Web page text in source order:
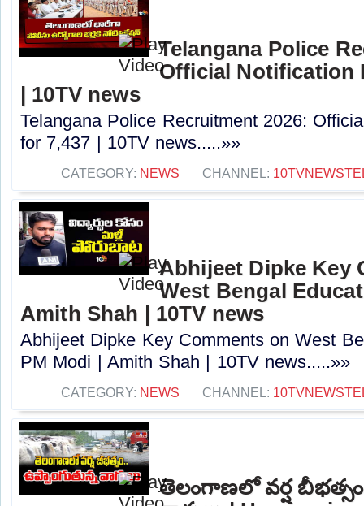
Telangana Police
Official Notification
| 10TV news
Telangana Police Recruitment 2026:
for 7,437 | 10TV news.....»»
CATEGORY: NEWS CHANNEL:
Abhijeet Dipke Key
West Bengal
Amith Shah | 10TV news
Abhijeet Dipke Key Comments on West
PM Modi | Amith Shah | 10TV news.....»»
CATEGORY: NEWS CHANNEL:
తెలంగాణలో వర్ష